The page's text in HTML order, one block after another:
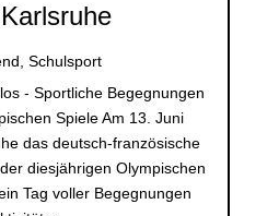
, Schulsport
- Sportliche Begegnungen
Spiele Am 13. Juni
das deutsch-französische
diesjährigen Olympischen
Tag voller Begegnungen